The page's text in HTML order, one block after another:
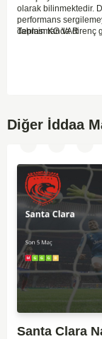
olarak bilinmektedir.
performans
deplasmanda direnç
karşılıklı goller
açıdan dengeli bir
karşılaşma bizleri
Tahmin KG VAR
Diğer İddaa
Santa Clara